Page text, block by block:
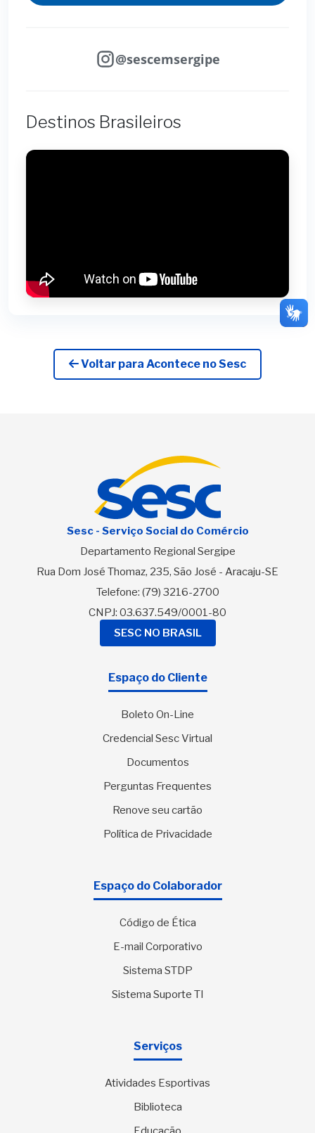
@sescemsergipe
Destinos Brasileiros
Voltar para Acontece no Sesc
Sesc - Serviço Social do Comércio
Departamento Regional Sergipe
Rua Dom José Thomaz, 235, São José - Aracaju-SE
Telefone: (79) 3216-2700
CNPJ: 03.637.549/0001-80
SESC NO BRASIL
Espaço do Cliente
Boleto On-Line
Credencial Sesc Virtual
Documentos
Perguntas Frequentes
Renove seu cartão
Política de Privacidade
Espaço do Colaborador
Código de Ética
E-mail Corporativo
Sistema STDP
Sistema Suporte TI
Serviços
Atividades Esportivas
Biblioteca